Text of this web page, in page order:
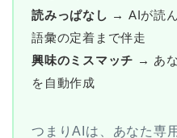
読みっぱなし → AIが読
語彙の定着まで伴走
興味のミスマッチ → あ
を自動作成
つまりAIは、あなた専